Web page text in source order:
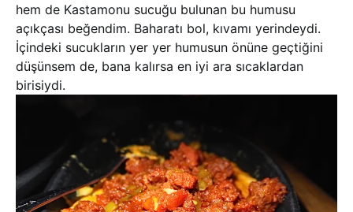
hem de Kastamonu sucuğu bulunan bu humusu
açıkçası beğendim. Baharatı bol, kıvamı yerindeydi.
İçindeki sucukların yer yer humusun önüne geçtiğini
düşünsem de, bana kalırsa en iyi ara sıcaklardan
birisiydi.